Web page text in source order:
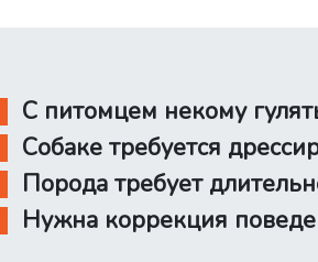
С питомцем некому
Собаке требуется
Порода требует
Нужна коррекция